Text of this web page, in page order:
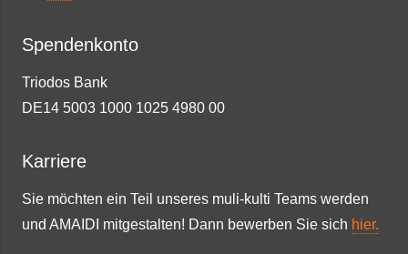
Spendenkonto
Triodos Bank
DE14 5003 1000 1025 4980 00
Karriere
Sie möchten ein Teil unseres muli-kulti Teams werden
und AMAIDI mitgestalten! Dann bewerben Sie sich hier.